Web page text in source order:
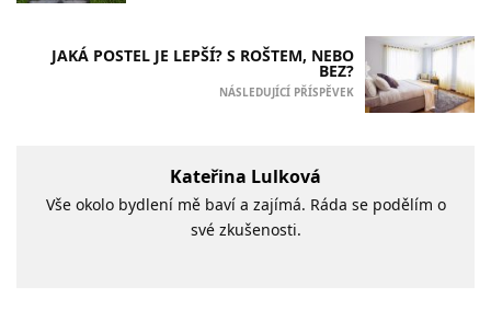
JAKÁ POSTEL JE LEPŠÍ? S ROŠTEM, NEBO
BEZ?
NÁSLEDUJÍCÍ PŘÍSPĚVEK
Kateřina Lulková
Vše okolo bydlení mě baví a zajímá. Ráda se podělím o
své zkušenosti.